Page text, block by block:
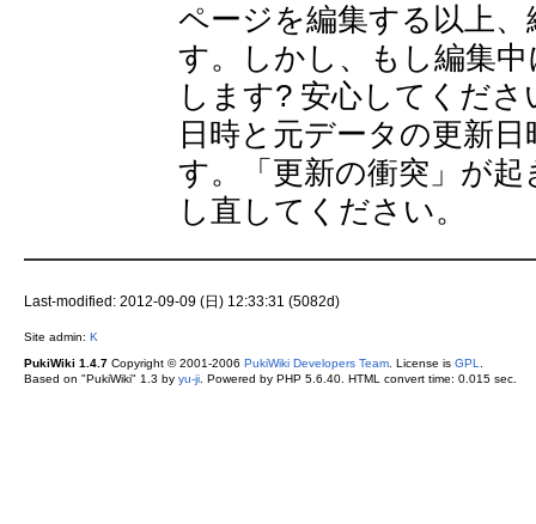
ページを編集する以上
す。しかし、もし編集
します? 安心してくだ
日時と元データの更新
す。「更新の衝突」が
し直してください。
Last-modified: 2012-09-09 (日) 12:33:31 (5082d)
Site admin: K
PukiWiki 1.4.7Copyright © 2001-2006 PukiWiki Developers Team. License is GPL
Based on "PukiWiki" 1.3 by yu-ji. Powered by PHP 5.6.40. HTML convert time: 0.015 sec.